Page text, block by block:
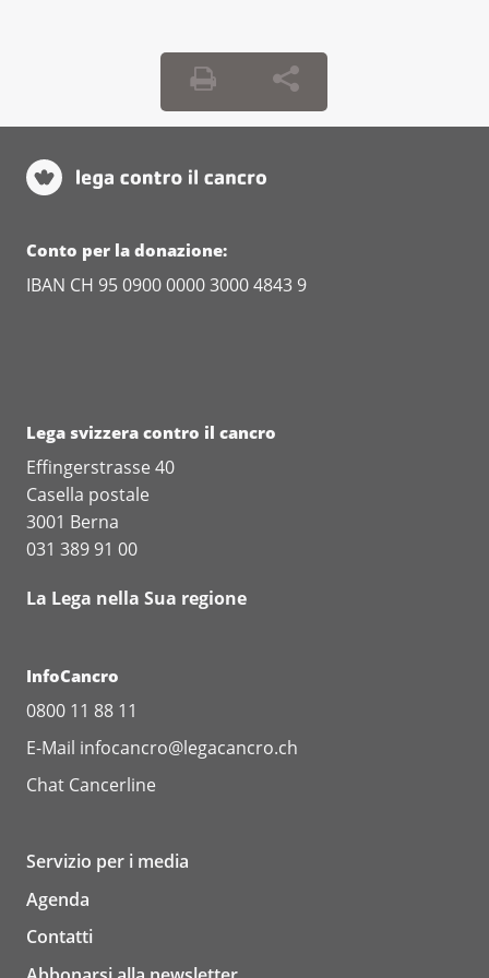
Conto per la donazione:
IBAN CH 95 0900 0000 3000 4843 9
Lega svizzera contro il cancro
Effingerstrasse 40
Casella postale
3001 Berna
031 389 91 00
La Lega nella Sua regione
InfoCancro
0800 11 88 11
E-Mail infocancro@legacancro.ch
Chat Cancerline
Servizio per i media
Agenda
Contatti